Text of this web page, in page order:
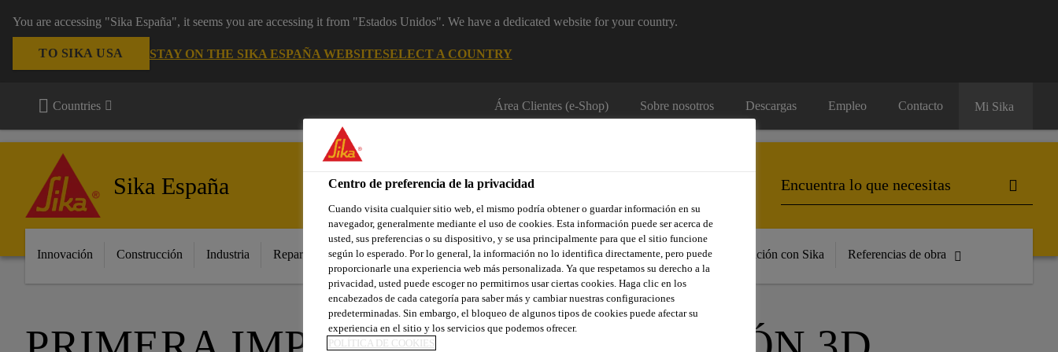
You are accessing "Sika España", it seems you are accessing it from "Estados Unidos". We have a dedicated website for your country.
TO SIKA USA STAY ON THE SIKA ESPAÑA WEBSITESELECT A COUNTRY
Countries Área Clientes (e-Shop) Sobre nosotros Descargas Empleo Contacto Mi Sika
Sika España
Innovación Construcción Industria Repara tu casa Localiza tu tienda Noticias Prescripción Sostenibilidad Formación con Sika Referencias de obra
Centro de preferencia de la privacidad
Cuando visita cualquier sitio web, el mismo podría obtener o guardar información en su
navegador, generalmente mediante el uso de cookies. Esta información puede ser acerca de
usted, sus preferencias o su dispositivo, y se usa principalmente para que el sitio funcione
según lo esperado. Por lo general, la información no lo identifica directamente, pero puede
proporcionarle una experiencia web más personalizada. Ya que respetamos su derecho a la
privacidad, usted puede escoger no permitirnos usar ciertas cookies. Haga clic en los
encabezados de cada categoría para saber más y cambiar nuestras configuraciones
predeterminadas. Sin embargo, el bloqueo de algunos tipos de cookies puede afectar su
experiencia en el sitio y los servicios que podemos ofrecer.
POLÍTICA DE COOKIES